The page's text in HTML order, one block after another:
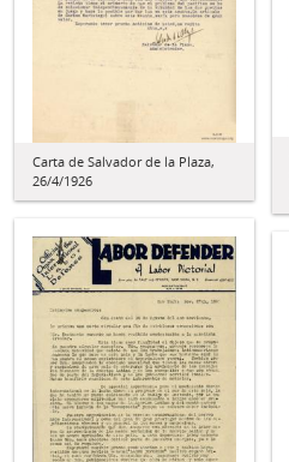
Carta de Salvador de la Plaza,
26/4/1926